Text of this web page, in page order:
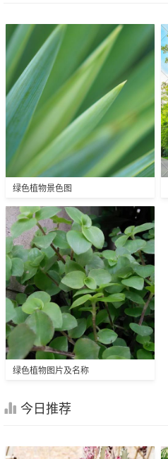
绿色植物景色图
绿色植物图片及名称
今日推荐